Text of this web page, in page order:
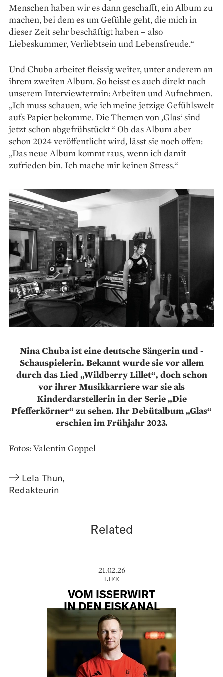
Menschen haben wir es dann geschafft, ein Album zu
machen, bei dem es um Gefühle geht, die mich in
dieser Zeit sehr beschäftigt haben – also
Liebeskummer, Verliebtsein und Lebensfreude.“
Und Chuba arbeitet fleissig weiter, unter anderem an
ihrem zweiten Album. So heisst es auch direkt nach
unserem Interviewtermin: Arbeiten und Aufnehmen.
„Ich muss schauen, wie ich meine jetzige Gefühlswelt
aufs Papier bekomme. Die Themen von ‚Glas‘ sind
jetzt schon abgefrühstückt.“ Ob das Album aber
schon 2024 veröffentlicht wird, lässt sie noch offen:
„Das neue Album kommt raus, wenn ich damit
zufrieden bin. Ich mache mir ­keinen Stress.“
Nina Chuba ist eine deutsche Sängerin und ­
Schauspielerin. Bekannt wurde sie vor allem
durch das Lied „Wildberry Lillet“, doch schon
vor ihrer Musikkarriere war sie als
Kinderdarstellerin in der Serie „Die
Pfefferkörner“ zu sehen. Ihr Debütalbum „Glas“
erschien im Frühjahr 2023.
Fotos: Valentin Goppel
Lela Thun,
Redakteurin
Related
21.02.26
LIFE
VOM ISSERWIRT
IN DEN EISKANAL